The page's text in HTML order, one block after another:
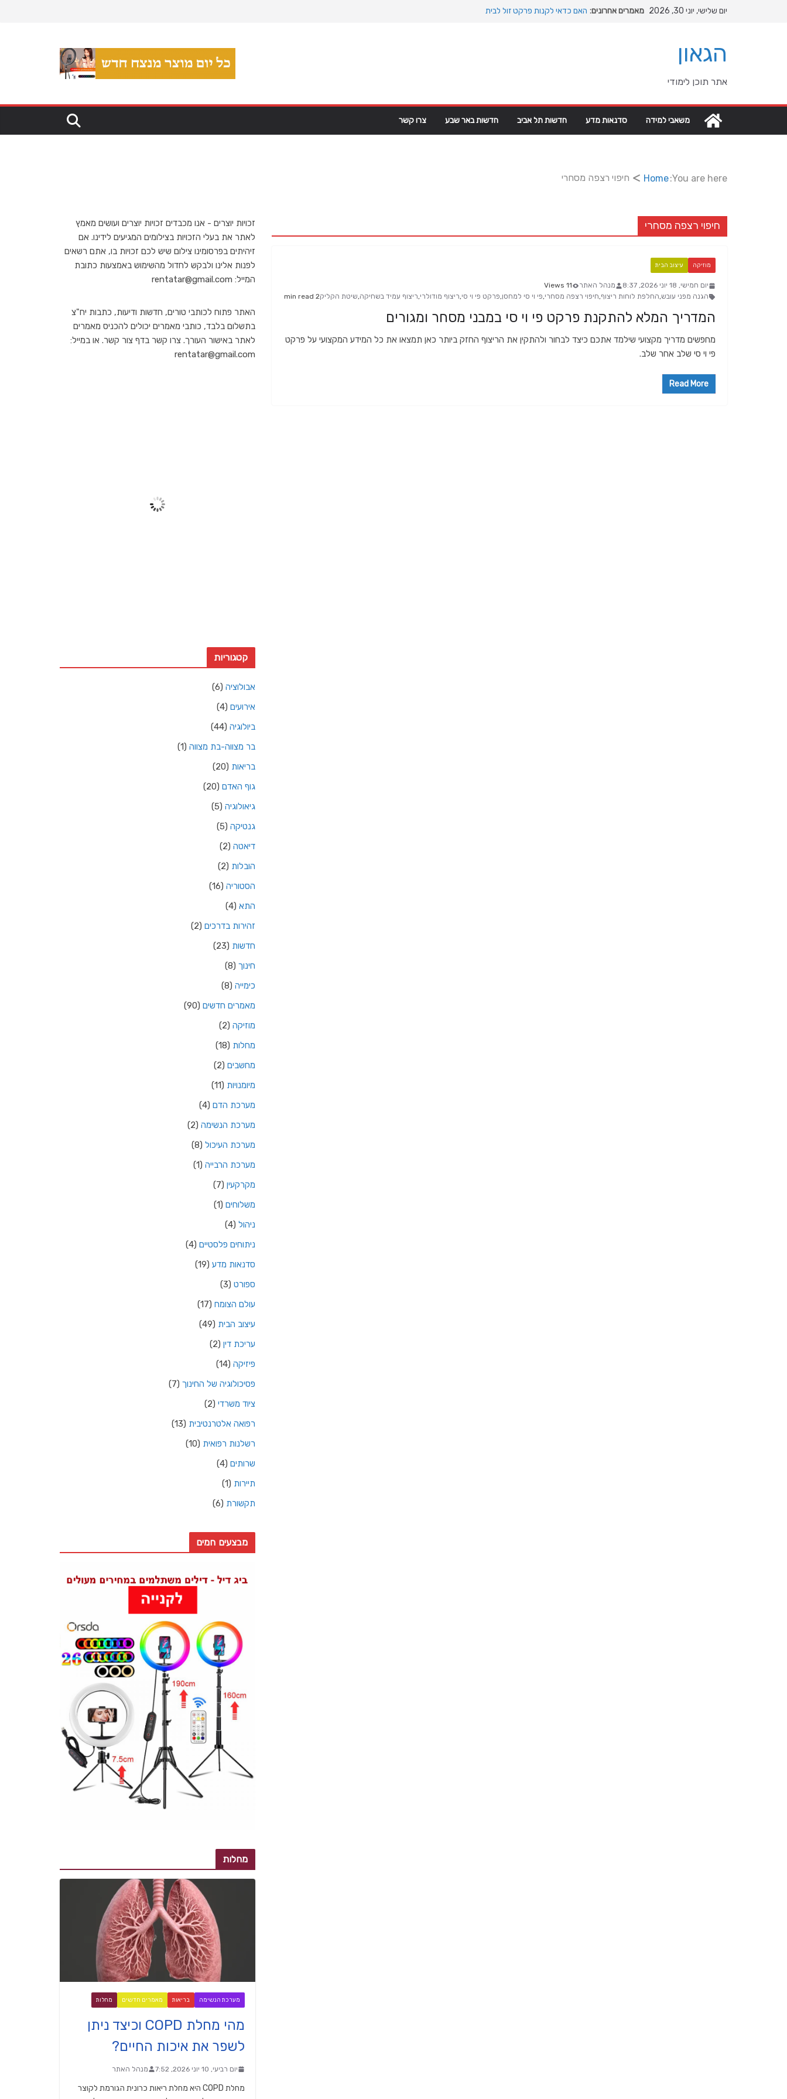
יום שלישי, יוני 30, 2026 מאמרים אחרונים: האם כדאי לקנות פרקט זול לבית
הגאון
אתר תוכן לימודי
משאבי למידה סדנאות מדע חדשות תל אביב חדשות באר שבע צרו קשר
You are here:
Home חיפוי רצפה מסחרי
חיפוי רצפה מסחרי
מוזיקה עיצוב הבית
יום חמישי, 18 יוני 2026, 8:37 מנהל האתר
11 Views
הגנה מפני עובש,החלפת לוחות ריצוף,חיפוי רצפה מסחרי,פי וי סי למחסן,פרקט פי וי סי,ריצוף מודולרי,ריצוף עמיד בשחיקה,שיטת הקליק2 min read
המדריך המלא להתקנת פרקט פי וי סי במבני מסחר ומגורים
מחפשים מדריך מקצועי שילמד אתכם כיצד לבחור ולהתקין את הריצוף החזק ביותר כאן תמצאו את כל המידע המקצועי על פרקט
פי וי סי שלב אחר שלב.
Read More
זכויות יוצרים - אנו מכבדים זכויות יוצרים ועושים מאמץ
לאתר את בעלי הזכויות בצילומים המגיעים לידינו. אם
זיהיתים בפרסומינו צילום שיש לכם זכויות בו, אתם רשאים
לפנות אלינו ולבקש לחדול מהשימוש באמצעות כתובת
המייל: rentatar@gmail.com
האתר פתוח לכותבי טורים, חדשות ודיעות, כתבות יח"צ
בתשלום בלבד, כותבי מאמרים יכולים להכניס מאמרים
לאתר באישור העורך. צרו קשר בדף צור קשר. או במייל:
rentatar@gmail.com
59 %
1011 mb
קטגוריות
אבולוציה (6)
אירועים (4)
ביולוגיה (44)
בר מצווה-בת מצווה (1)
בריאות (20)
גוף האדם (20)
גיאולוגיה (5)
גנטיקה (5)
דיאטה (2)
הובלות (2)
הסטוריה (16)
התא (4)
זהירות בדרכים (2)
חדשות (23)
חינוך (8)
כימייה (8)
מאמרים חדשים (90)
מוזיקה (2)
מחלות (18)
מחשבים (2)
מיומנויות (11)
מערכת הדם (4)
מערכת הנשימה (2)
מערכת העיכול (8)
מערכת הרבייה (1)
מקרקעין (7)
משלוחים (1)
ניהול (4)
ניתוחים פלסטיים (4)
סדנאות מדע (19)
ספורט (3)
עולם הצומח (17)
עיצוב הבית (49)
עריכת דין (2)
פיזיקה (14)
פסיכולוגיה של החינוך (7)
ציוד משרדי (2)
רפואה אלטרנטיבית (13)
רשלנות רפואית (10)
שרותים (4)
תיירות (1)
תקשורת (6)
מבצעים חמים
מחלות
מערכת הנשימה בריאות מאמרים חדשים מחלות
מהי מחלת COPD וכיצד ניתן
לשפר את איכות החיים?
יום רביעי, 10 יוני 2026, 7:52 מנהל האתר
מחלת COPD היא מחלת ריאות כרונית הגורמת לקוצר